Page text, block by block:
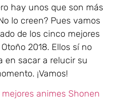
hay unos que son más
lo creen? Pues vamos
de los cinco mejores
2018. Ellos sí no
en sacar a relucir su
¡Vamos!
mejores animes Shonen